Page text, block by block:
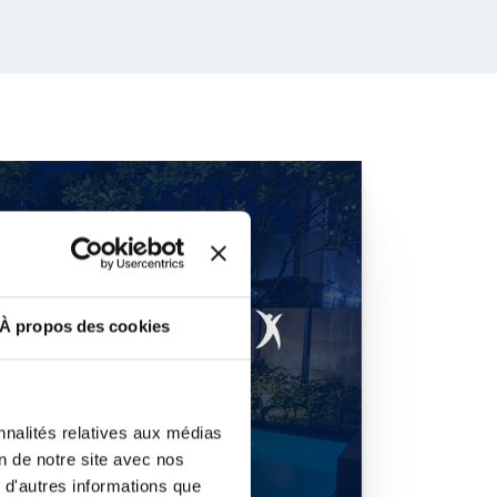
À propos des cookies
relatives aux médias
de notre site avec nos
informations que